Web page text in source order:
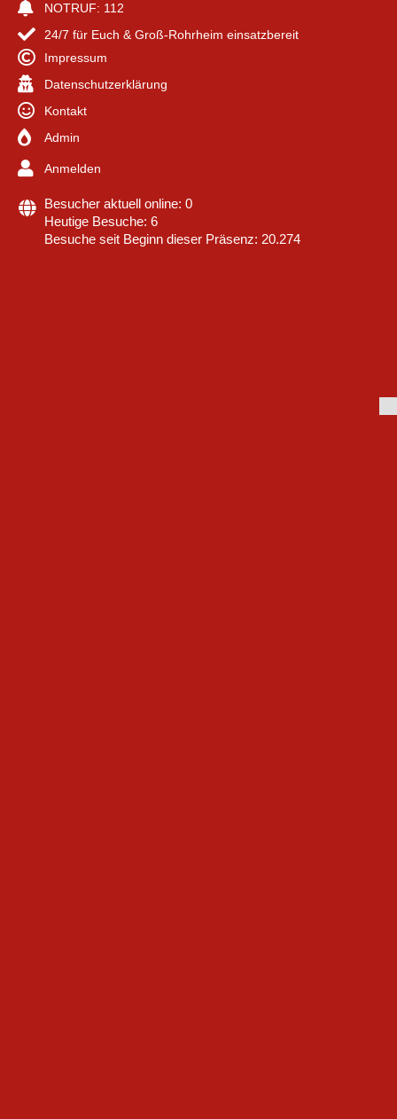
NOTRUF: 112
24/7 für Euch & Groß-Rohrheim einsatzbereit
Impressum
Datenschutzerklärung
Kontakt
Admin
Anmelden
Besucher aktuell online: 0
Heutige Besuche: 6
Besuche seit Beginn dieser Präsenz: 20.274